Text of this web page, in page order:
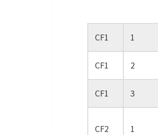
CF1 1
CF1 2
CF1 3
CF2 1